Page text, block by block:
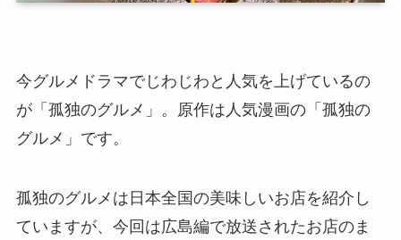
今グルメドラマでじわじわと人気を上げているの
が「孤独のグルメ」。原作は人気漫画の「孤独の
グルメ」です。
孤独のグルメは日本全国の美味しいお店を紹介し
ていますが、今回は広島編で放送されたお店のま